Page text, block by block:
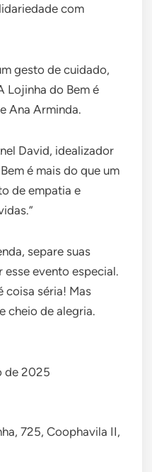
com
gesto de cuidado,
Lojinha do Bem é
Ana Arminda.
David, idealizador
é mais do que um
de empatia e
separe suas
evento especial.
coisa séria! Mas
cheio de alegria.
de 2025
725, Coophavila II,